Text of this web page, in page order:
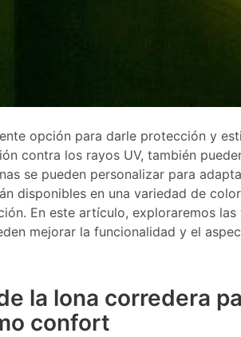
opción para darle protección y
contra los rayos UV, también
se pueden personalizar para
disponibles en una variedad de
En este artículo, exploraremos las
mejorar la funcionalidad y el
la lona corredera
confort